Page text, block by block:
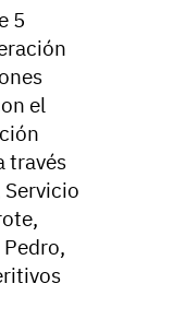
5
el
través
Servicio